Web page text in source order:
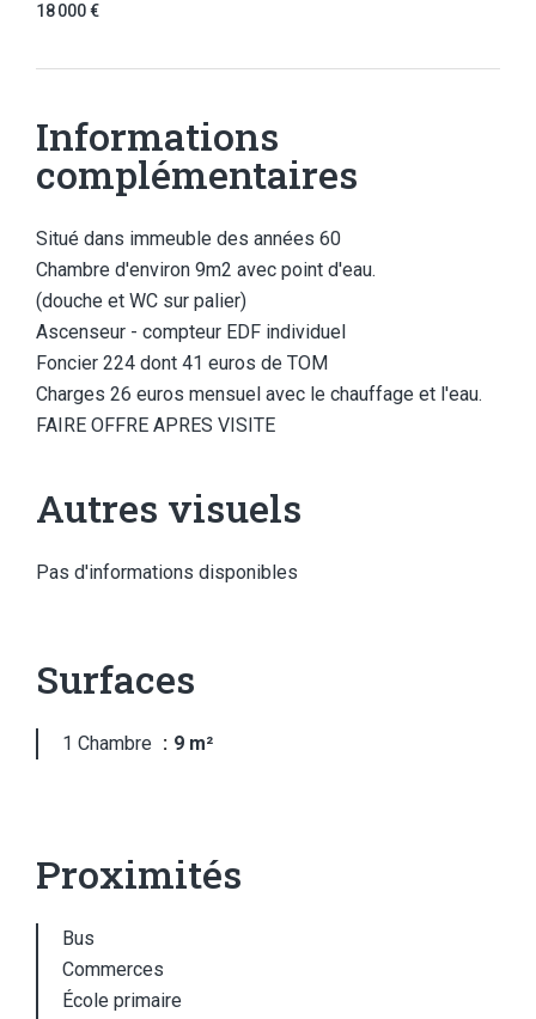
18 000 €
Informations
complémentaires
Situé dans immeuble des années 60
Chambre d'environ 9m2 avec point d'eau.
(douche et WC sur palier)
Ascenseur - compteur EDF individuel
Foncier 224 dont 41 euros de TOM
Charges 26 euros mensuel avec le chauffage et l'eau.
FAIRE OFFRE APRES VISITE
Autres visuels
Pas d'informations disponibles
Surfaces
1 Chambre 9 m²
Proximités
Bus
Commerces
École primaire